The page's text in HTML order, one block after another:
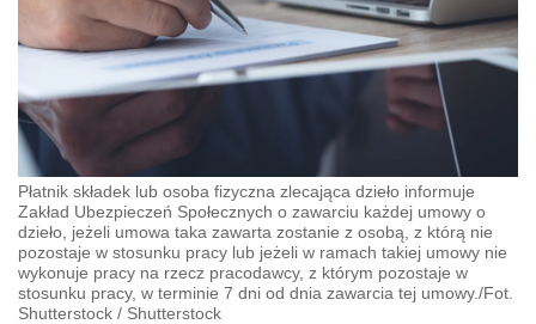
Płatnik składek lub osoba fizyczna zlecająca dzieło informuje
Zakład Ubezpieczeń Społecznych o zawarciu każdej umowy o
dzieło, jeżeli umowa taka zawarta zostanie z osobą, z którą nie
pozostaje w stosunku pracy lub jeżeli w ramach takiej umowy nie
wykonuje pracy na rzecz pracodawcy, z którym pozostaje w
stosunku pracy, w terminie 7 dni od dnia zawarcia tej umowy./Fot.
Shutterstock / Shutterstock